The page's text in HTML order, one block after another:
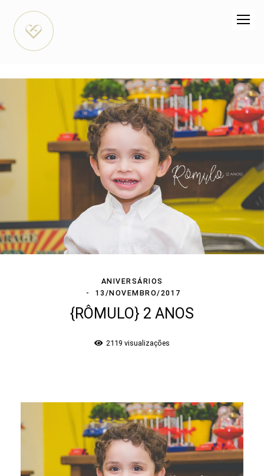
ANIVERSÁRIOS
13/NOVEMBRO/2017
{RÔMULO} 2 ANOS
2119 visualizações